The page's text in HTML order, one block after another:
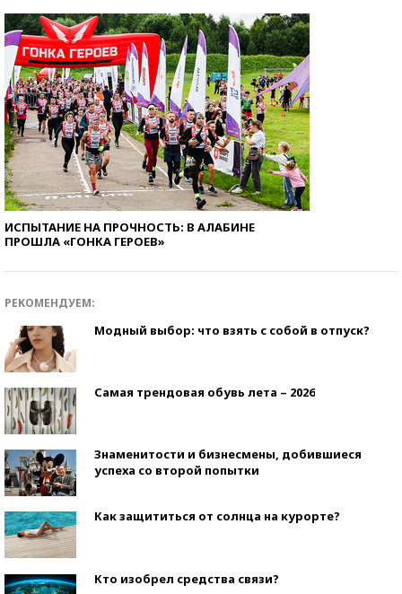
ИСПЫТАНИЕ НА ПРОЧНОСТЬ: В АЛАБИНЕ
ПРОШЛА «ГОНКА ГЕРОЕВ»
РЕКОМЕНДУЕМ:
Модный выбор: что взять с собой в отпуск?
Самая трендовая обувь лета – 2026
Знаменитости и бизнесмены, добившиеся
успеха со второй попытки
Как защититься от солнца на курорте?
Кто изобрел средства связи?